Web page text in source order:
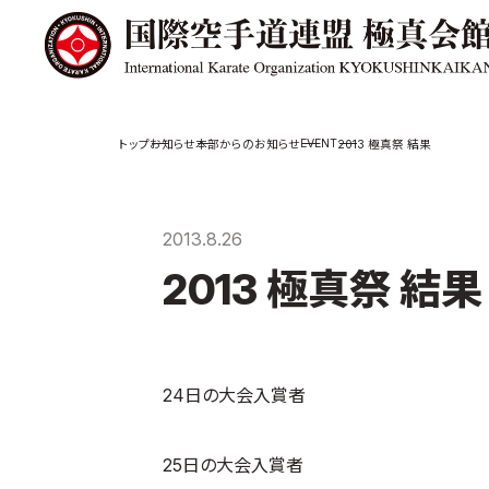
大山倍達総裁 紹
介松井章奎館長 紹
国際空
ついて
お知らせ本部からのお知らせEVENT2013 極真祭 結果
2013.8.26
2013 極真祭 結果
24日の大会入賞者
25日の大会入賞者